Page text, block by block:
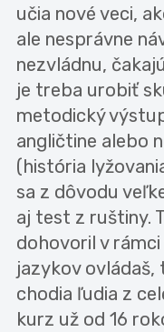
učia nové veci,
ale nesprávne
nezvládnu,
je treba urobiť
metodický
angličtine alebo
(história
sa z dôvodu
aj test z ruštiny.
dohovoril v
jazykov
chodia ľudia z
kurz už od 16